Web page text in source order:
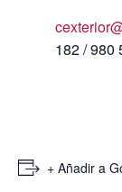
182 / 980
+ Añadir a